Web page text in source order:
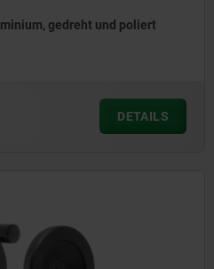
gedreht und poliert
DETAILS